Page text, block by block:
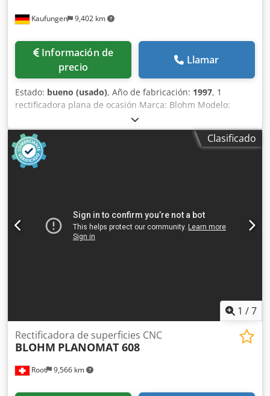
Kaufungen 9,402 km
Información de
precio
Llamar
Estado: bueno (usado), Año de fabricación: 1997, 1
rectificadora plana de ocasión Marca: Blohm Modelo:
Planomat 408 Año de fabricación: 1997 Datos técnicos:
Longitud de rectificado: 800 mm Ancho de rectificado: 400
mm Placa magnética: 800 x 400 mm Diámetro de la muela:
400 mm Ancho de la muela: 80 mm Peso de la máquina:
aprox. 4,5 t Dimensiones aprox. (L x An x Al): 3200 x 2300 x
Clasificado
1 /7
Root 9,566 km
Rectificadora de superficies CNC
BLOHM PLANOMAT 608